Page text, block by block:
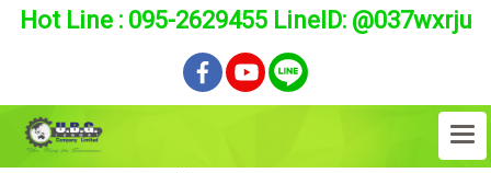
Hot Line : 095-2629455 LineID: @037wxrju